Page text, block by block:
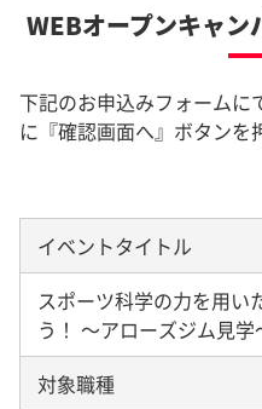
WEBオープンキャン
下記のお申込みフォーム
に『確認画面へ』ボタンを
イベントタイトル
スポーツ科学の力を用い
う！ ～アローズジム見
対象職種